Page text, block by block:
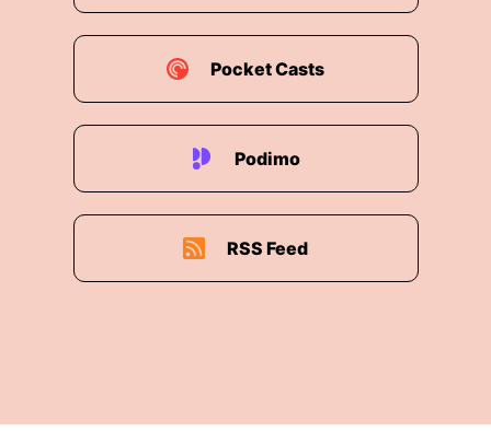
Pocket Casts
Podimo
RSS Feed